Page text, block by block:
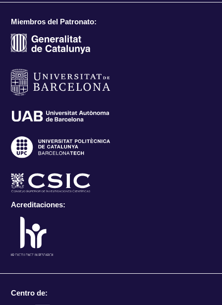
Miembros del Patronato:
Acreditaciones:
Centro de: